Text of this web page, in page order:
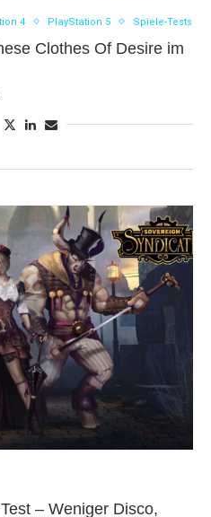
4 PlayStation 5 Spiele-Tests
Clothes Of Desire im
– Weniger Disco,